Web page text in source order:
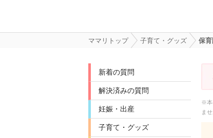
ママリトップ 子育て・グッズ 保
新着の質問
解決済みの質問
妊娠・出産
子育て・グッズ
※本
ま